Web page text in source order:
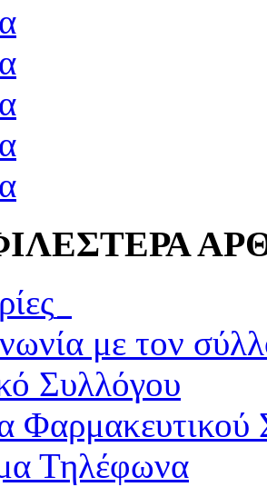
με τον
Συλλόγου
Φαρμακευτικού
Τηλέφωνα